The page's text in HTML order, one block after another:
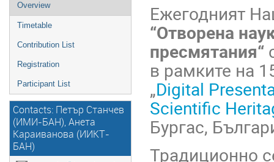
Overview
Timetable
Contribution List
Registration
Participant List
Contacts: Петър Станчев
(ИМИ-БАН), Анета
Караиванова (ИИКТ-
БАН)
Ежегодният
“Отворена
пресмятания“
в рамките на
„Digital
Scientific
Бургас,
Традиционно